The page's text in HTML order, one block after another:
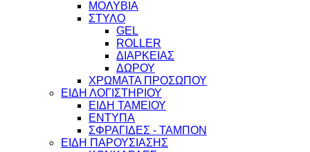
ΜΟΛΥΒΙΑ
ΣΤΥΛΟ
GEL
ROLLER
ΔΙΑΡΚΕΙΑΣ
ΔΩΡΟΥ
ΧΡΩΜΑΤΑ ΠΡΟΣΩΠΟΥ
ΕΙΔΗ ΛΟΓΙΣΤΗΡΙΟΥ
ΕΙΔΗ ΤΑΜΕΙΟΥ
ΕΝΤΥΠΑ
ΣΦΡΑΓΙΔΕΣ - ΤΑΜΠΟΝ
ΕΙΔΗ ΠΑΡΟΥΣΙΑΣΗΣ